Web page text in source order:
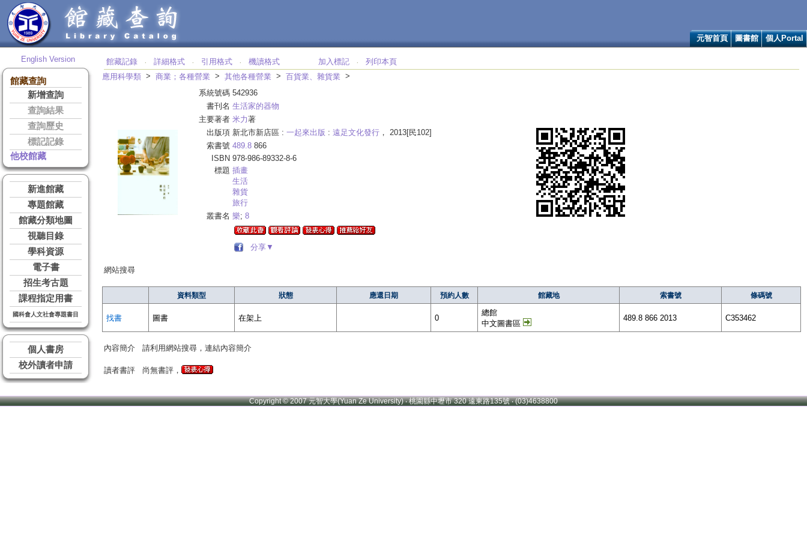
元智首頁 圖書館 個人Portal
English Version
館藏查詢
新增查詢
查詢結果
查詢歷史
標記記錄
他校館藏
新進館藏
專題館藏
館藏分類地圖
視聽目錄
學科資源
電子書
招生考古題
課程指定用書
國科會人文社會專題書目
個人書房
校外讀者申請
館藏記錄 ‧ 詳細格式 ‧ 引用格式 ‧ 機讀格式 加入標記 ‧
列印本頁
應用科學類 > 商業；各種營業 > 其他各種營業 > 百貨業、雜貨業 >
系統號碼 542936
書刊名 生活家的器物
主要著者 米力著
出版項 新北市新店區 : 一起來出版 : 遠足文化發行 ， 2013[民102]
索書號 489.8 866
ISBN 978-986-89332-8-6
標題 插畫
生活
雜貨
旅行
叢書名 樂; 8
分享▼
網站搜尋
資料類型 狀態 應還日期 預約人數 館藏地 索書號 條碼號
找書 圖書 在架上 0
總館
中文圖書區
489.8 866 2013 C353462
內容簡介 請利用網站搜尋，連結內容簡介
讀者書評 尚無書評，
Copyright © 2007 元智大學(Yuan Ze University) ‧ 桃園縣中壢市 320 遠東路135號 ‧ (03)4638800